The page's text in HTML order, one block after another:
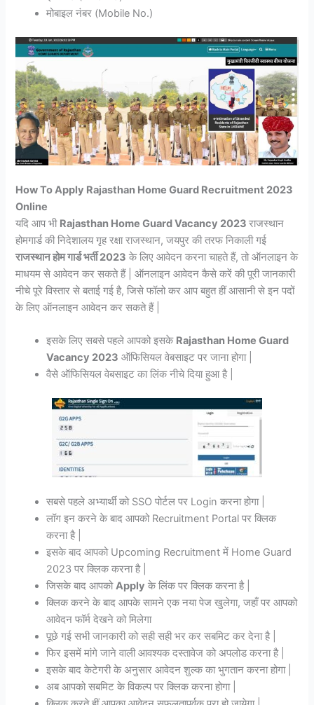
मोबाइल नंबर (Mobile No.)
How To Apply Rajasthan Home Guard Recruitment 2023
Online
यदि आप भी Rajasthan Home Guard Vacancy 2023राजस्थान
होमगार्ड की निदेशालय गृह रक्षा राजस्थान, जयपुर की तरफ निकाली गई
राजस्थान होम गार्ड भर्ती 2023 के लिए आवेदन करना चाहते हैं, तो ऑनलाइन के
माधयम से आवेदन कर सकते हैं | ऑनलाइन आवेदन कैसे करें की पूरी जानकारी
नीचे पूरे विस्तार से बताई गई है, जिसे फॉलो कर आप बहुत हीं आसानी से इन पदों
के लिए ऑनलाइन आवेदन कर सकते हैं |
इसके लिए सबसे पहले आपको इसके Rajasthan Home Guard
Vacancy 2023 ऑफिसियल वेबसाइट पर जाना होगा |
वैसे ऑफिसियल वेबसाइट का लिंक नीचे दिया हुआ है |
सबसे पहले अभ्यार्थी को SSO पोर्टल पर Login करना होगा |
लॉग इन करने के बाद आपको Recruitment Portal पर क्लिक
करना है |
इसके बाद आपको Upcoming Recruitment में Home Guard
2023 पर क्लिक करना है |
जिसके बाद आपकोApply के लिंक पर क्लिक करना है |
क्लिक करने के बाद आपके सामने एक नया पेज खुलेगा, जहाँ पर आपको
आवेदन फॉर्म देखने को मिलेगा
पूछे गई सभी जानकारी को सही सही भर कर सबमिट कर देना है |
फिर इसमें मांगे जाने वाली आवश्यक दस्तावेज को अपलोड करना है |
इसके बाद केटेगरी के अनुसार आवेदन शुल्क का भुगतान करना होगा |
अब आपको सबमिट के विकल्प पर क्लिक करना होगा |